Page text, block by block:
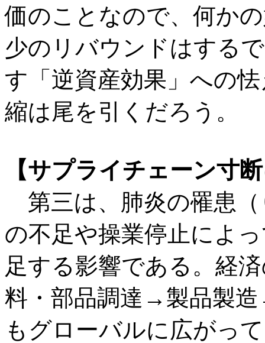
価のことなので、何か
少のリバウンドはする
す「逆資産効果」への
縮は尾を引くだろう。
【サプライチェーン寸
第三は、肺炎の罹患
の不足や操業停止によ
足する影響である。経
料・部品調達→製品製
もグローバルに広がっ